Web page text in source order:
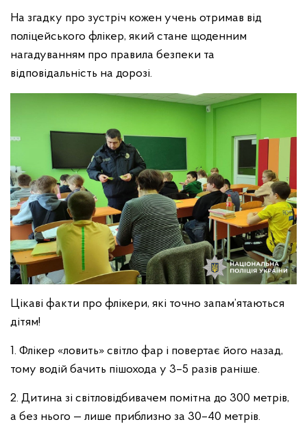
На згадку про зустріч кожен учень отримав від
поліцейського флікер, який стане щоденним
нагадуванням про правила безпеки та
відповідальність на дорозі.
Цікаві факти про флікери, які точно запам’ятаються
дітям!
1. Флікер «ловить» світло фар і повертає його назад,
тому водій бачить пішохода у 3–5 разів раніше.
2. Дитина зі світловідбивачем помітна до 300 метрів,
а без нього — лише приблизно за 30–40 метрів.